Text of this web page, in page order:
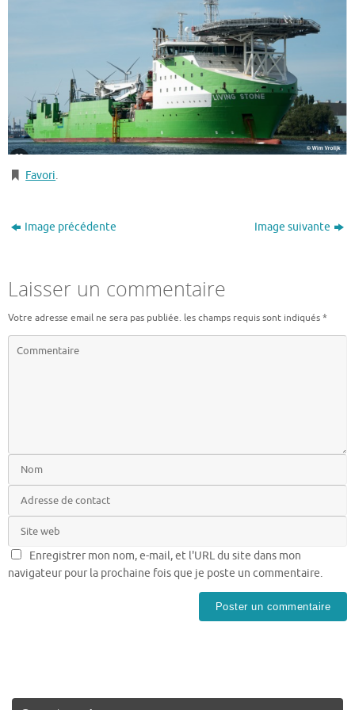
Favori.
Image précédente Image suivante
Laisser un commentaire
Votre adresse email ne sera pas publiée. les champs requis sont indiqués*
Enregistrer mon nom, e-mail, et l'URL du site dans mon
navigateur pour la prochaine fois que je poste un commentaire.